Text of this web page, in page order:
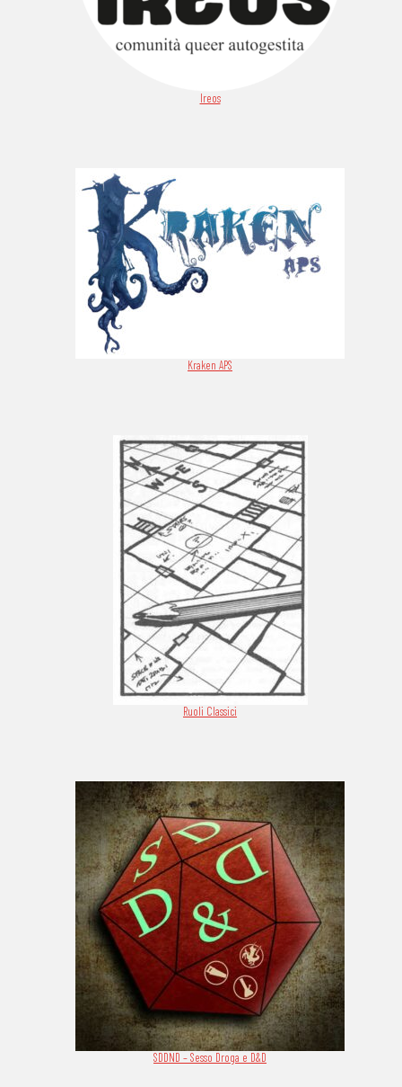
Ireos
Kraken APS
Ruoli Classici
SDDND – Sesso Droga e D&D